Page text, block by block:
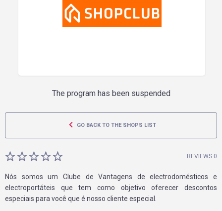
The program has been suspended
GO BACK TO THE SHOPS LIST
REVIEWS 0
Nós somos um Clube de Vantagens de electrodomésticos e
electroportáteis que tem como objetivo oferecer descontos
especiais para você que é nosso cliente especial.